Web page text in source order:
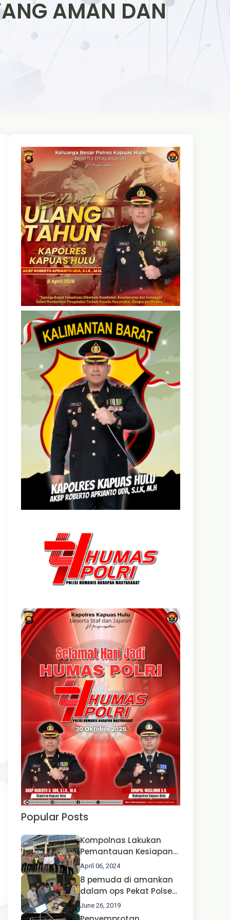
AMAN DAN
Popular Posts
Kompolnas Lakukan
Pemantauan Kesiapan
Operasi Ketupat 2024 di
Polda Jatim Bersama
Kapolri dan Menteri
Perhubungan
April 06, 2024
8 pemuda di amankan
dalam ops Pekat Polsek
Jongkong
June 26, 2019